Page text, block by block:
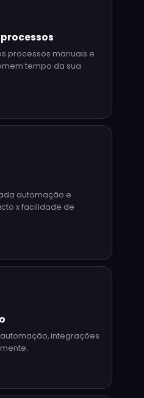
processos manuais e
tempo da sua
automação e
x facilidade de
integrações